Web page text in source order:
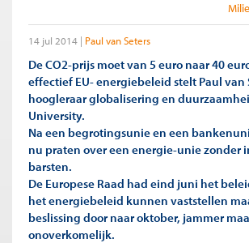
14 jul 2014 Paul van Seters
De CO2-prijs moet van 5 euro naar 40
effectief EU- energiebeleid stelt Paul van
hoogleraar globalisering en
University.
Na een begrotingsunie en een
nu praten over een energie-unie zonder
barsten.
De Europese Raad had eind juni het
het energiebeleid kunnen vaststellen
beslissing door naar oktober, jammer
onoverkomelijk.